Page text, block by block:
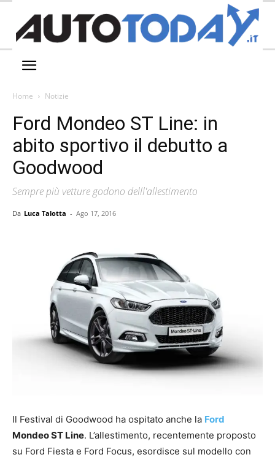
Home Notizie
Ford Mondeo ST Line: in
abito sportivo il debutto a
Goodwood
Sempre più vetture godono delll'allestimento
Da Luca Talotta - Ago 17, 2016
Il Festival di Goodwood ha ospitato anche la Ford
Mondeo ST Line. L’allestimento, recentemente proposto
su Ford Fiesta e Ford Focus, esordisce sul modello con